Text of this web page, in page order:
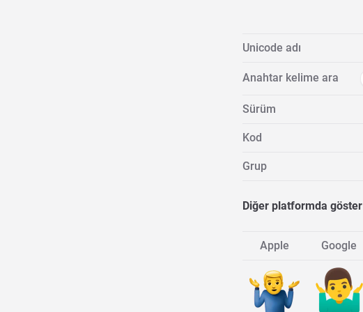
Unicode adı
Anahtar kelime ara
Sürüm
Kod
Grup
Diğer platformda göster
Apple Google